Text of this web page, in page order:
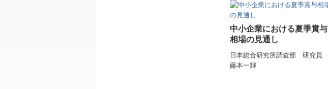
中小企業における夏季賞与
相場の見通し
日本総合研究所調査部 研究員
藤本一輝